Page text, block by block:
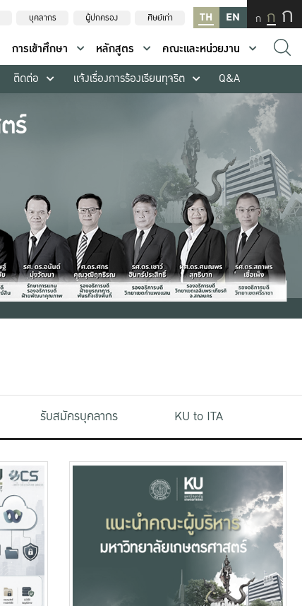
บุคลากร ผู้ปกครอง ศิษย์เก่า TH EN ก ก ก
การเข้าศึกษา หลักสูตร
คณะและหน่วยงาน
ติดต่อ แจ้งเรื่องการร้องเรียนทุจริต Q&A
รับสมัครบุคลากร KU to ITA